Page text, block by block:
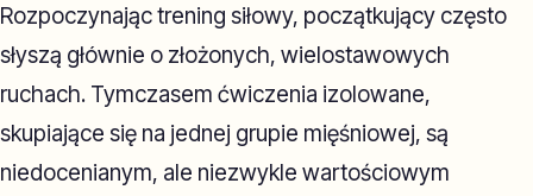
Rozpoczynając trening siłowy, początkujący często
słyszą głównie o złożonych, wielostawowych
ruchach. Tymczasem ćwiczenia izolowane,
skupiające się na jednej grupie mięśniowej, są
niedocenianym, ale niezwykle wartościowym